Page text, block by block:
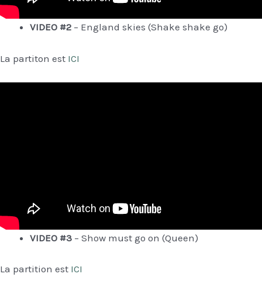
VIDEO #2 – England skies (Shake shake go)
La partiton est ICI
VIDEO #3 – Show must go on (Queen)
La partition est ICI